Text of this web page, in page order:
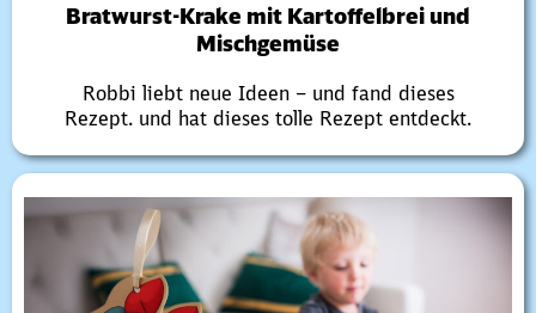
Bratwurst-Krake mit Kartoffelbrei und
Mischgemüse
Robbi liebt neue Ideen – und fand dieses
Rezept. und hat dieses tolle Rezept entdeckt.